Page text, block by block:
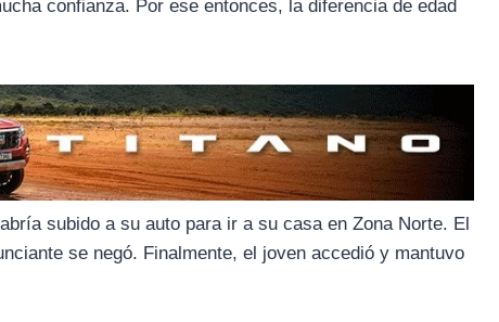
confianza. Por ese entonces, la diferencia de edad
subido a su auto para ir a su casa en Zona Norte. El
se negó. Finalmente, el joven accedió y mantuvo